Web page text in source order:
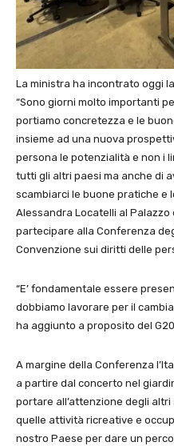
La ministra ha incontrato oggi
“Sono giorni molto importanti
portiamo concretezza e le
insieme ad una nuova
persona le potenzialità e non i
tutti gli altri paesi ma anche di
scambiarci le buone pratiche e
Alessandra Locatelli al
partecipare alla Conferenza
Convenzione sui diritti delle
“E’ fondamentale essere
dobbiamo lavorare per il
ha aggiunto a proposito del
A margine della Conferenza
a partire dal concerto nel
portare all’attenzione degli
quelle attività ricreative e
nostro Paese per dare un